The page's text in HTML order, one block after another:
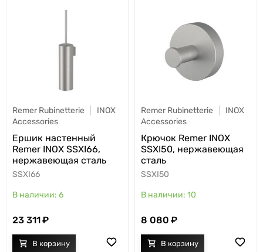
Remer Rubinetterie
INOX
Accessories
Ершик настенный
Remer INOX SSXI66,
нержавеющая сталь
SSXI66
6
23 311
Remer Rubinetterie
INOX
Accessories
Крючок Remer INOX
SSXI50, нержавеющая
сталь
SSXI50
10
8 080